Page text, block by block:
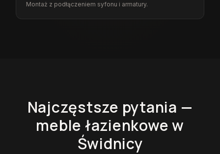
Montaż z podłączeniem syfonu i armatury.
Najczęstsze pytania —
meble łazienkowew
Świdnicy